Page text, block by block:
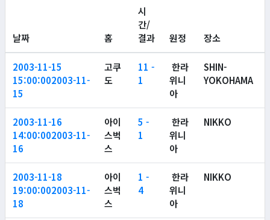
날짜 홈
시
간/
결과
원정 장소
2003-11-15
15:00:002003-11-
15
고쿠
도
11 -
1
한라
위니
아
SHIN-
YOKOHAMA
2003-11-16
14:00:002003-11-
16
아이
스벅
스
5 -
1
한라
위니
아
NIKKO
2003-11-18
19:00:002003-11-
18
아이
스벅
스
1 -
4
한라
위니
아
NIKKO